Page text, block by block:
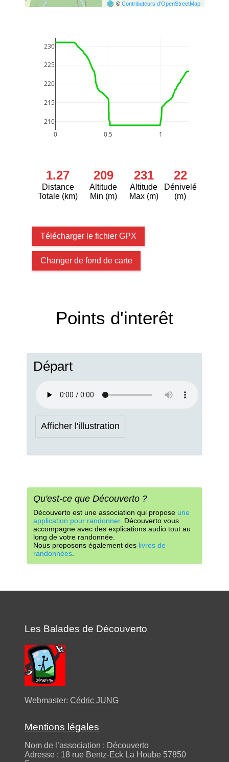
©Contributeurs d’OpenStreetMap
0 0.5 1
210
215
220
225
230
1.27
Distance
Totale (km)
209
Altitude
Min (m)
231
Altitude
Max (m)
22
Dénivelé
(m)
Télécharger le fichier GPX
Changer de fond de carte
Points d'interêt
Départ
Afficher l'illustration
Qu'est-ce que Découverto ?
Découverto est une association qui propose une
application pour randonner. Découverto vous
accompagne avec des explications audio tout au
long de votre randonnée.
Nous proposons également des livres de
randonnées
Les Balades de Découverto
Webmaster: Cédric JUNG
Mentions légales
Nom de l’association : Découverto
Adresse : 18 rue Bentz-Eck La Hoube 57850